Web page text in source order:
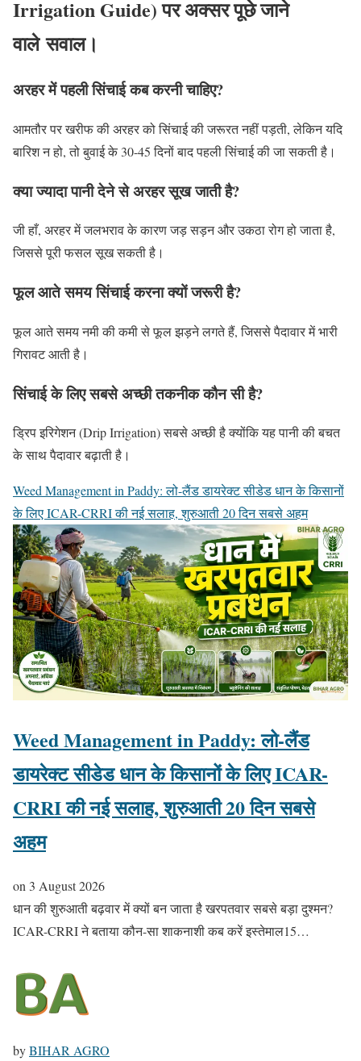
Irrigation Guide) पर अक्सर पूछे जाने
वाले सवाल।
अरहर में पहली सिंचाई कब करनी चाहिए?
आमतौर पर खरीफ की अरहर को सिंचाई की जरूरत नहीं पड़ती, लेकिन यदि
बारिश न हो, तो बुवाई के 30-45 दिनों बाद पहली सिंचाई की जा सकती है।
क्या ज्यादा पानी देने से अरहर सूख जाती है?
जी हाँ, अरहर में जलभराव के कारण जड़ सड़न और उकठा रोग हो जाता है,
जिससे पूरी फसल सूख सकती है।
फूल आते समय सिंचाई करना क्यों जरूरी है?
फूल आते समय नमी की कमी से फूल झड़ने लगते हैं, जिससे पैदावार में भारी
गिरावट आती है।
सिंचाई के लिए सबसे अच्छी तकनीक कौन सी है?
ड्रिप इरिगेशन (Drip Irrigation) सबसे अच्छी है क्योंकि यह पानी की बचत
के साथ पैदावार बढ़ाती है।
Weed Management in Paddy: लो-लैंड डायरेक्ट सीडेड धान के किसानों
के लिए ICAR-CRRI की नई सलाह, शुरुआती 20 दिन सबसे अहम
Weed Management in Paddy: लो-लैंड
डायरेक्ट सीडेड धान के किसानों के लिए ICAR-
CRRI की नई सलाह, शुरुआती 20 दिन सबसे
अहम
on 3 August 2026
धान की शुरुआती बढ़वार में क्यों बन जाता है खरपतवार सबसे बड़ा दुश्मन?
ICAR-CRRI ने बताया कौन-सा शाकनाशी कब करें इस्तेमाल15…
byBIHAR AGRO